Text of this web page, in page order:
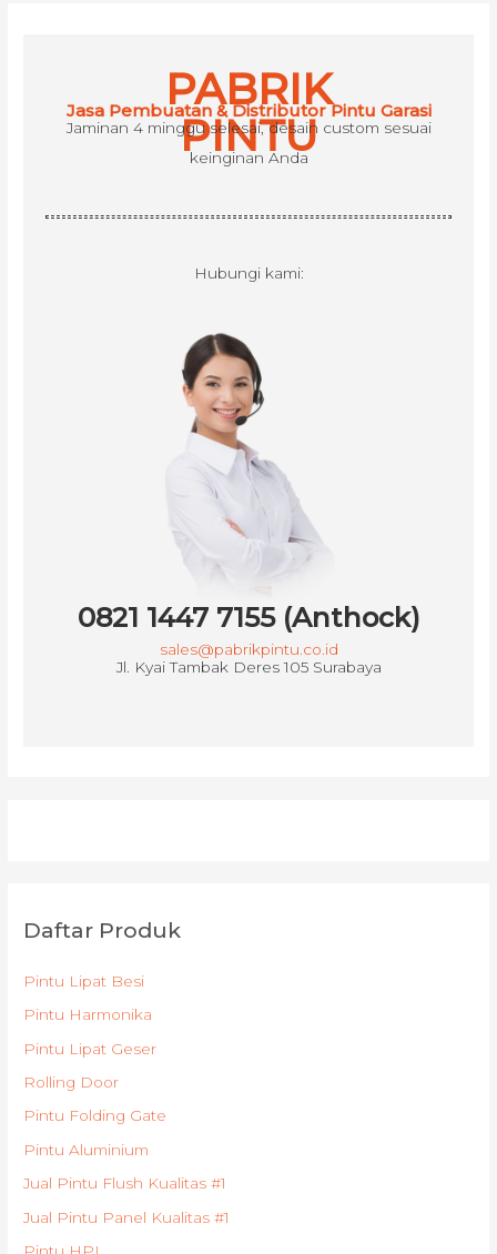
PABRIK
PINTU
Jasa Pembuatan & Distributor Pintu Garasi
Jaminan 4 minggu selesai, desain custom sesuai
keinginan Anda
Hubungi kami:
0821 1447 7155 (Anthock)
sales@pabrikpintu.co.id
Jl. Kyai Tambak Deres 105 Surabaya
Daftar Produk
Pintu Lipat Besi
Pintu Harmonika
Pintu Lipat Geser
Rolling Door
Pintu Folding Gate
Pintu Aluminium
Jual Pintu Flush Kualitas #1
Jual Pintu Panel Kualitas #1